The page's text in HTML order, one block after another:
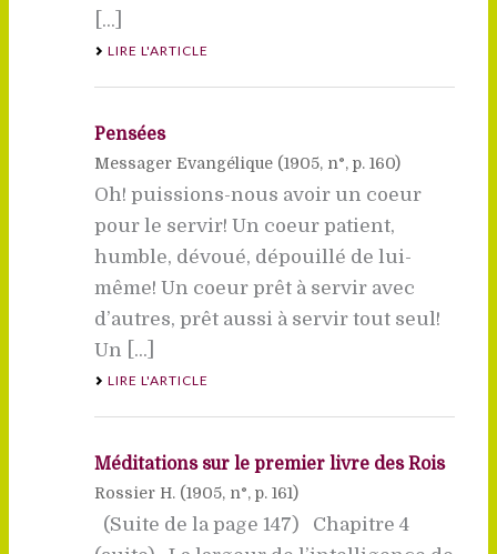
[...]
LIRE L'ARTICLE
Pensées
Messager Evangélique (1905, n°, p. 160)
Oh! puissions-nous avoir un coeur
pour le servir! Un coeur patient,
humble, dévoué, dépouillé de lui-
même! Un coeur prêt à servir avec
d’autres, prêt aussi à servir tout seul!
Un [...]
LIRE L'ARTICLE
Méditations sur le premier livre des Rois
Rossier H. (1905, n°, p. 161)
(Suite de la page 147) Chapitre 4